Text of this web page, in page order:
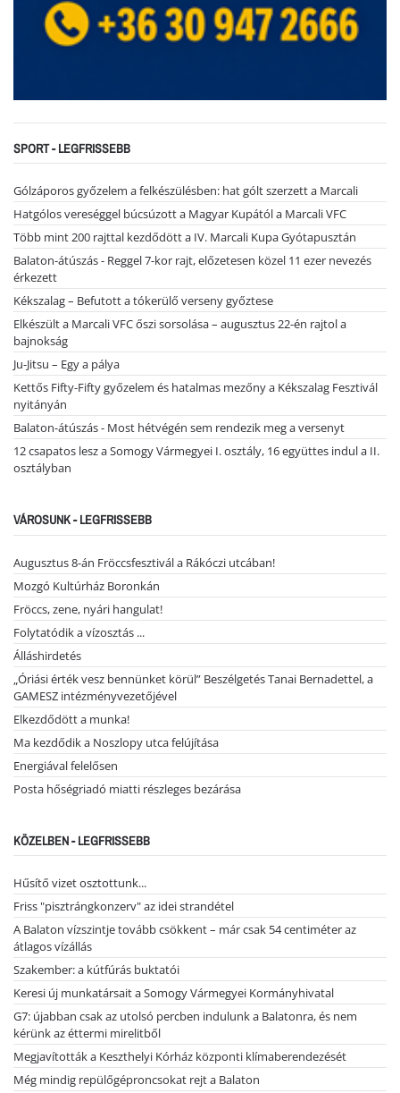
SPORT - LEGFRISSEBB
Gólzáporos győzelem a felkészülésben: hat gólt szerzett a Marcali
Hatgólos vereséggel búcsúzott a Magyar Kupától a Marcali VFC
Több mint 200 rajttal kezdődött a IV. Marcali Kupa Gyótapusztán
Balaton-átúszás - Reggel 7-kor rajt, előzetesen közel 11 ezer nevezés
érkezett
Kékszalag – Befutott a tókerülő verseny győztese
Elkészült a Marcali VFC őszi sorsolása – augusztus 22-én rajtol a
bajnokság
Ju-Jitsu – Egy a pálya
Kettős Fifty-Fifty győzelem és hatalmas mezőny a Kékszalag Fesztivál
nyitányán
Balaton-átúszás - Most hétvégén sem rendezik meg a versenyt
12 csapatos lesz a Somogy Vármegyei I. osztály, 16 együttes indul a II.
osztályban
VÁROSUNK - LEGFRISSEBB
Augusztus 8-án Fröccsfesztivál a Rákóczi utcában!
Mozgó Kultúrház Boronkán
Fröccs, zene, nyári hangulat!
Folytatódik a vízosztás ...
Álláshirdetés
„Óriási érték vesz bennünket körül” Beszélgetés Tanai Bernadettel, a
GAMESZ intézményvezetőjével
Elkezdődött a munka!
Ma kezdődik a Noszlopy utca felújítása
Energiával felelősen
Posta hőségriadó miatti részleges bezárása
KÖZELBEN - LEGFRISSEBB
Hűsítő vizet osztottunk...
Friss "pisztrángkonzerv" az idei strandétel
A Balaton vízszintje tovább csökkent – már csak 54 centiméter az
átlagos vízállás
Szakember: a kútfúrás buktatói
Keresi új munkatársait a Somogy Vármegyei Kormányhivatal
G7: újabban csak az utolsó percben indulunk a Balatonra, és nem
kérünk az éttermi mirelitből
Megjavították a Keszthelyi Kórház központi klímaberendezését
Még mindig repülőgéproncsokat rejt a Balaton